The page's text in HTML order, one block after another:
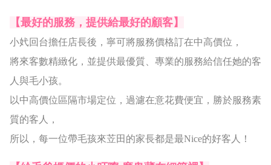
【最好的服務，提供給最好的顧客】
小㚤回台擔任店長後，寧可將服務價格訂在中高價位，
將來客數精緻化，並提供最優質、專業的服務給信任她的客
人與毛小孩。
以中高價位區隔市場定位，過濾在意花費便宜，勝於服務素
質的客人，
所以，每一位帶毛孩來苙田的家長都是最Nice的好客人！